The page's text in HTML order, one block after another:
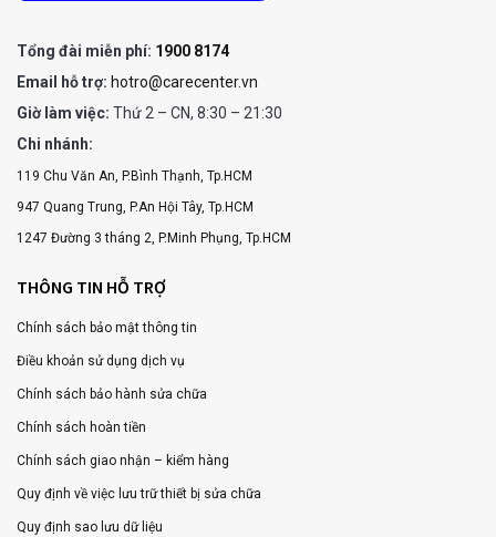
Tổng đài miễn phí: 1900 8174
Email hỗ trợ: hotro@carecenter.vn
Giờ làm việc: Thứ 2 – CN, 8:30 – 21:30
Chi nhánh:
119 Chu Văn An, P.Bình Thạnh, Tp.HCM
947 Quang Trung, P.An Hội Tây, Tp.HCM
1247 Đường 3 tháng 2, P.Minh Phụng, Tp.HCM
THÔNG TIN HỖ TRỢ
Chính sách bảo mật thông tin
Điều khoản sử dụng dịch vụ
Chính sách bảo hành sửa chữa
Chính sách hoàn tiền
Chính sách giao nhận – kiểm hàng
Quy định về việc lưu trữ thiết bị sửa chữa
Quy định sao lưu dữ liệu